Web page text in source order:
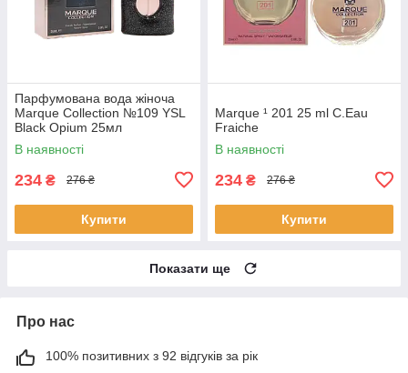
Парфумована вода жіноча
Marque Collection №109 YSL
Black Opium 25мл
В наявності
234 ₴ 276 ₴
Купити
Marque ¹ 201 25 ml C.Eau
Fraiche
В наявності
234 ₴ 276 ₴
Купити
Показати ще
Про нас
100% позитивних з 92 відгуків за рік